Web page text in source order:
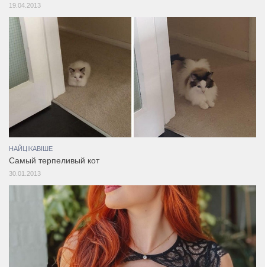
19.04.2013
НАЙЦІКАВІШЕ
Самый терпеливый кот
30.01.2013